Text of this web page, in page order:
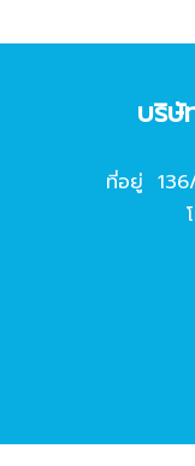
บริษั
ที่อยู่ 136/